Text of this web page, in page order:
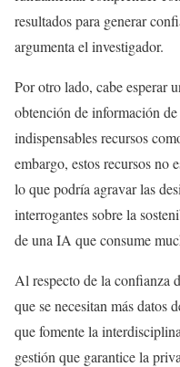
resultados para generar
argumenta el investigador.
Por otro lado, cabe esperar
obtención de información
indispensables recursos
embargo, estos recursos no
lo que podría agravar las
interrogantes sobre la
de una IA que consume
Al respecto de la confianza
que se necesitan más datos
que fomente la
gestión que garantice la